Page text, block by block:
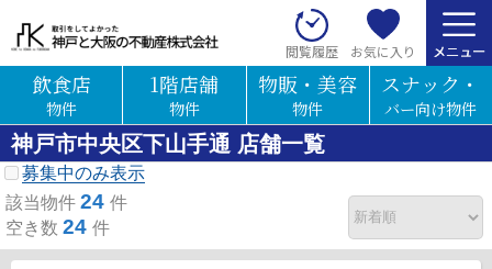
閲覧履歴 お気に入り
飲食店
物件
1階店舗
物件
物販・美容
物件
スナック・
バー向け物件
神戸市中央区下山手通 店舗一覧
募集中のみ表示
該当物件 24 件
空き数 24 件